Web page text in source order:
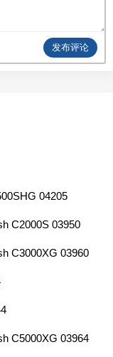
发布评论
04205
C2000S 03950
C3000XG 03960
C5000XG 03964